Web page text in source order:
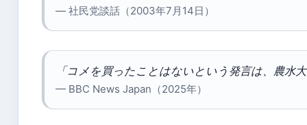
— 社民党談話（2003年7月14日）
「コメを買ったことはないという発言は、農水
— BBC News Japan（2025年）